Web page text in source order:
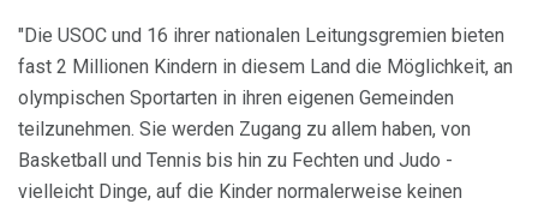
"Die USOC und 16 ihrer nationalen Leitungsgremien bieten
fast 2 Millionen Kindern in diesem Land die Möglichkeit, an
olympischen Sportarten in ihren eigenen Gemeinden
teilzunehmen. Sie werden Zugang zu allem haben, von
Basketball und Tennis bis hin zu Fechten und Judo -
vielleicht Dinge, auf die Kinder normalerweise keinen